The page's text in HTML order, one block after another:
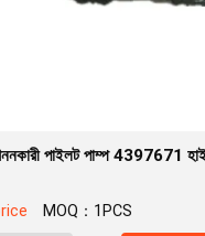
পাইলট পাম্প 4397671
MOQ：1PCS